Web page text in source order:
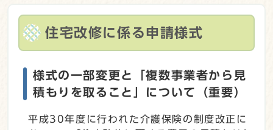
住宅改修に係る申請様式
様式の一部変更と「複数事業者から見
積もりを取ること」について（重要）
平成30年度に行われた介護保険の制度改正に